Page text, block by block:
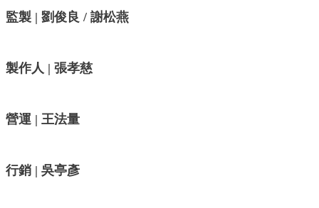
監製 | 劉俊良 / 謝松燕
製作人 | 張孝慈
營運 | 王法量
行銷 | 吳亭彥